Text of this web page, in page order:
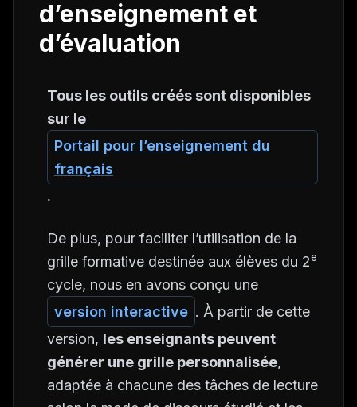
d’enseignement et
d’évaluation
Tous les outils créés sont disponibles
sur le
Portail pour l’enseignement du
français
.
De plus, pour faciliter l’utilisation de la
grille formative destinée aux élèves du 2e
cycle, nous en avons conçu une
version interactive . À partir de cette
version, les enseignants peuvent
générer une grille personnalisée,
adaptée à chacune des tâches de lecture